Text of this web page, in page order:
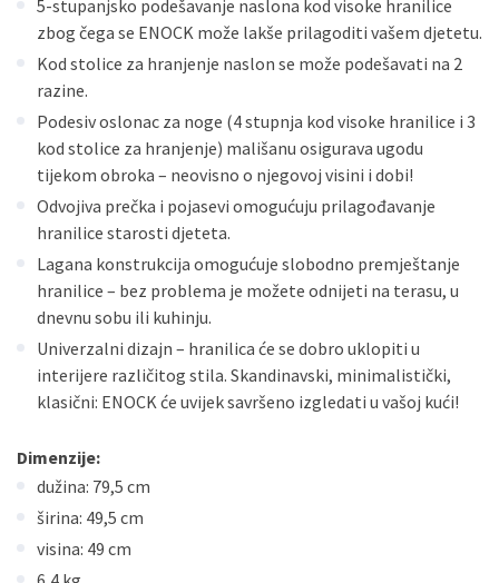
5-stupanjsko podešavanje naslona kod visoke hranilice
zbog čega se ENOCK može lakše prilagoditi vašem djetetu.
Kod stolice za hranjenje naslon se može podešavati na 2
razine.
Podesiv oslonac za noge (4 stupnja kod visoke hranilice i 3
kod stolice za hranjenje) mališanu osigurava ugodu
tijekom obroka – neovisno o njegovoj visini i dobi!
Odvojiva prečka i pojasevi omogućuju prilagođavanje
hranilice starosti djeteta.
Lagana konstrukcija omogućuje slobodno premještanje
hranilice – bez problema je možete odnijeti na terasu, u
dnevnu sobu ili kuhinju.
Univerzalni dizajn – hranilica će se dobro uklopiti u
interijere različitog stila. Skandinavski, minimalistički,
klasični: ENOCK će uvijek savršeno izgledati u vašoj kući!
Dimenzije:
dužina: 79,5 cm
širina: 49,5 cm
visina: 49 cm